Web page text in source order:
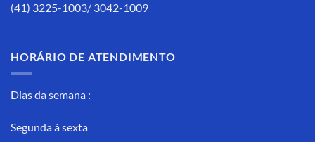
(41) 3225-1003/ 3042-1009
HORÁRIO DE ATENDIMENTO
Dias da semana :
Segunda à sexta